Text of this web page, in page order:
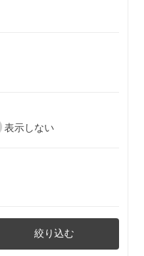
表示しない
絞り込む